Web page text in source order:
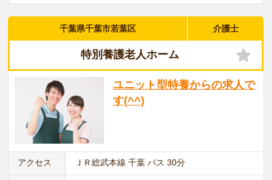
千葉県千葉市若葉区 介護士
特別養護老人ホーム
ユニット型特養からの求人で
す(^^)
アクセス ＪＲ総武本線 千葉 バス 30分